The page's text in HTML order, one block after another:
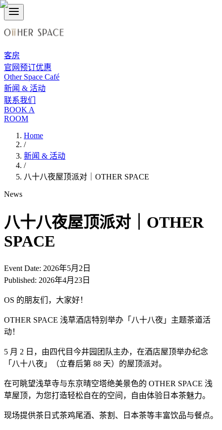
客房
官网预订优惠
Other Space Café
新闻 & 活动
联系我们
BOOK A
ROOM
Home
/
新闻 & 活动
/
八十八夜屋顶派对｜OTHER SPACE
News
八十八夜屋顶派对｜OTHER
SPACE
Event Date: 2026年5月2日
Published: 2026年4月23日
OS 的朋友们，大家好！
OTHER SPACE 浅草酒店特别举办「八十八夜」主题茶道活
动！
5 月 2 日，由四代目今井园团队主办，在酒店屋顶举办纪念
「八十八夜」（立春后第 88 天）的屋顶派对。
在可眺望浅草寺与东京晴空塔绝美景色的 OTHER SPACE 浅
草屋顶，为您打造轻松自在的空间，自由体验日本茶魅力。
现场提供茶日式茶鸡尾酒、茶割、日本茶等丰富饮品与餐点。